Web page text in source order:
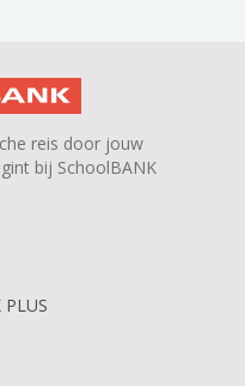
reis door jouw
bij SchoolBANK